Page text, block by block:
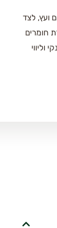
ועץ, לצד
חומרים